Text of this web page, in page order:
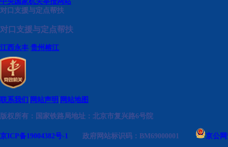
对口支援与定点帮扶
对口支援与定点帮扶
江西永丰 贵州榕江
联系我们 网站声明 网站地图
版权所有：国家铁路局地址：北京市复兴路6号院
京ICP备19004382号-1 政府网站标识码：BM69000001 京公网